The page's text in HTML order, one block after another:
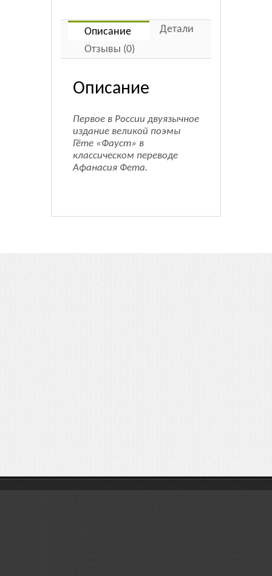
Описание
Детали
Отзывы (0)
Описание
Первое в России двуязычное
издание великой поэмы
Гёте «Фауст» в
классическом переводе
Афанасия Фета.